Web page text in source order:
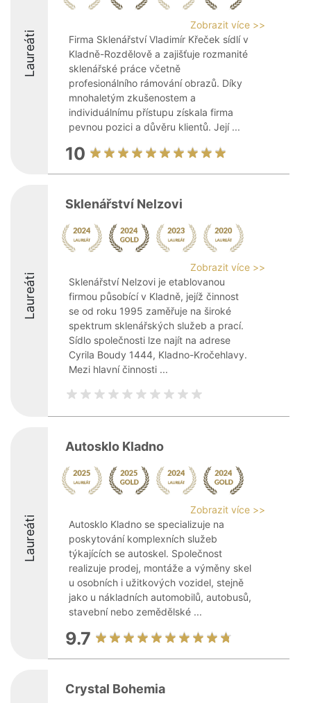
Laureáti
Zobrazit více >>
Firma Sklenářství Vladimír Křeček sídlí v
Kladně-Rozdělově a zajišťuje rozmanité
sklenářské práce včetně
profesionálního rámování obrazů. Díky
mnohaletým zkušenostem a
individuálnímu přístupu získala firma
pevnou pozici a důvěru klientů. Její ...
10
Laureáti
Sklenářství Nelzovi
Zobrazit více >>
Sklenářství Nelzovi je etablovanou
firmou působící v Kladně, jejíž činnost
se od roku 1995 zaměřuje na široké
spektrum sklenářských služeb a prací.
Sídlo společnosti lze najít na adrese
Cyrila Boudy 1444, Kladno-Kročehlavy.
Mezi hlavní činnosti ...
Laureáti
Autosklo Kladno
Zobrazit více >>
Autosklo Kladno se specializuje na
poskytování komplexních služeb
týkajících se autoskel. Společnost
realizuje prodej, montáže a výměny skel
u osobních i užitkových vozidel, stejně
jako u nákladních automobilů, autobusů,
stavební nebo zemědělské ...
9.7
Crystal Bohemia